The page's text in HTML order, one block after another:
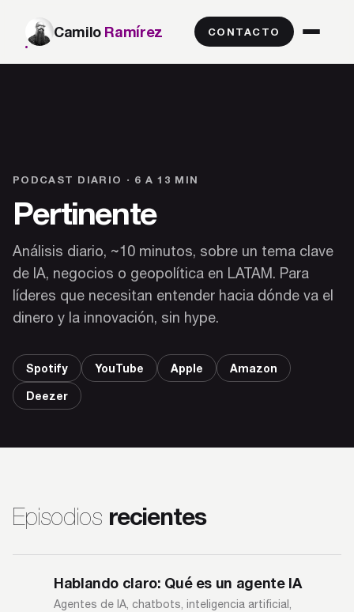
Camilo Ramírez CONTACTO
PODCAST DIARIO · 6 A 13 MIN
Pertinente
Análisis diario, ~10 minutos, sobre un tema clave
de IA, negocios o geopolítica en LATAM. Para
líderes que necesitan entender hacia dónde va el
dinero y la innovación, sin hype.
Spotify YouTube Apple Amazon
Deezer
Episodios recientes
Hablando claro: Qué es un agente IA
Agentes de IA, chatbots, inteligencia artificial,